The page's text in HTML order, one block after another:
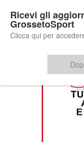
Ricevi gli
GrossetoSport
Clicca qui per